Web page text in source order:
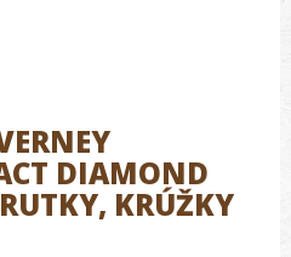
DIAMOND
KRÚŽKY